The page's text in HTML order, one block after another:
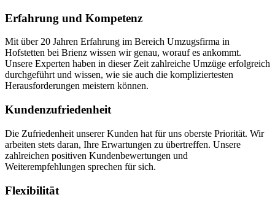
Erfahrung und Kompetenz
Mit über 20 Jahren Erfahrung im Bereich Umzugsfirma in
Hofstetten bei Brienz wissen wir genau, worauf es ankommt.
Unsere Experten haben in dieser Zeit zahlreiche Umzüge erfolgreich
durchgeführt und wissen, wie sie auch die kompliziertesten
Herausforderungen meistern können.
Kundenzufriedenheit
Die Zufriedenheit unserer Kunden hat für uns oberste Priorität. Wir
arbeiten stets daran, Ihre Erwartungen zu übertreffen. Unsere
zahlreichen positiven Kundenbewertungen und
Weiterempfehlungen sprechen für sich.
Flexibilität